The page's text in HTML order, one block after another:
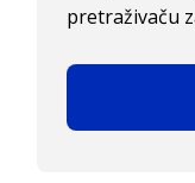
pretraživaču